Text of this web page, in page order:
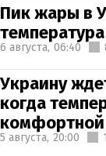
Пик жары в
6 августа, 06:40
Украину
когда
комфортной
5 августа, 20:00